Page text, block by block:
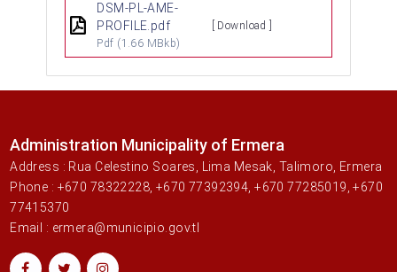
DSM-PL-AME-
PROFILE.pdf
Pdf (1.66 MBkb)
[ Download ]
Administration Municipality of Ermera
Address : Rua Celestino Soares, Lima Mesak, Talimoro, Ermera
Phone : +670 78322228, +670 77392394, +670 77285019, +670
77415370
Email : ermera@municipio.gov.tl